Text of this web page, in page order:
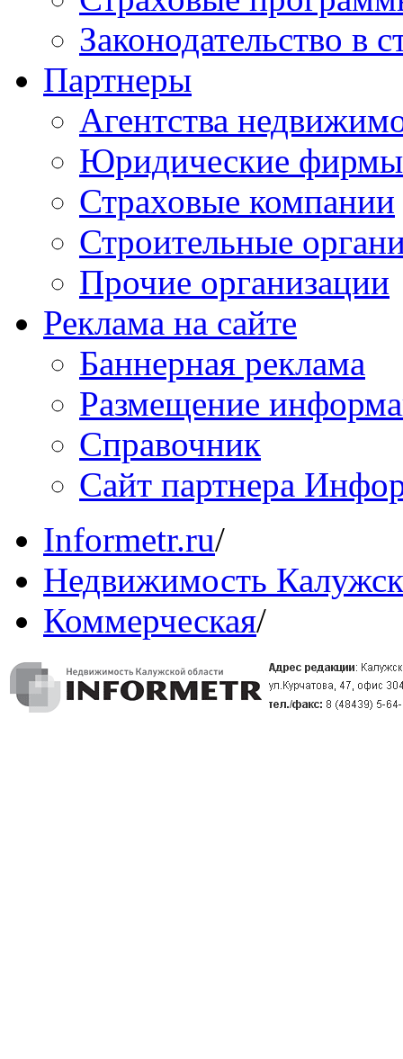
Законодательство в
Партнеры
Агентства
Юридические фирмы
Страховые компании
Строительные
Прочие организации
Реклама на сайте
Баннерная реклама
Размещение
Справочник
Сайт партнера
Informetr.ru/
Недвижимость
Коммерческая/